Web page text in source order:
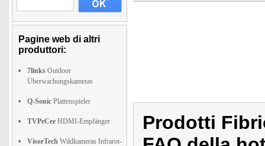
Pagine web di altri
produttori:
7links Outdoor
Überwachungskameras
Q-Sonic Plattenspieler
TVPeCee HDMI-Empfänger
VisorTech Wildkameras Infrarot-
Prodotti